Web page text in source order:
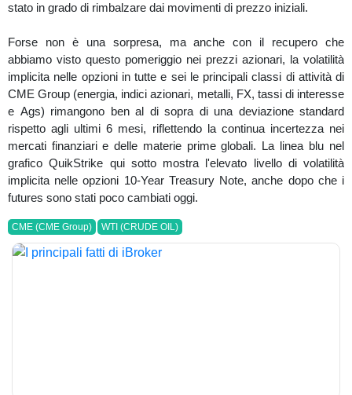
stato in grado di rimbalzare dai movimenti di prezzo iniziali.
Forse non è una sorpresa, ma anche con il recupero che
abbiamo visto questo pomeriggio nei prezzi azionari, la volatilità
implicita nelle opzioni in tutte e sei le principali classi di attività di
CME Group (energia, indici azionari, metalli, FX, tassi di interesse
e Ags) rimangono ben al di sopra di una deviazione standard
rispetto agli ultimi 6 mesi, riflettendo la continua incertezza nei
mercati finanziari e delle materie prime globali. La linea blu nel
grafico QuikStrike qui sotto mostra l'elevato livello di volatilità
implicita nelle opzioni 10-Year Treasury Note, anche dopo che i
futures sono stati poco cambiati oggi.
CME (CME Group) WTI (CRUDE OIL)